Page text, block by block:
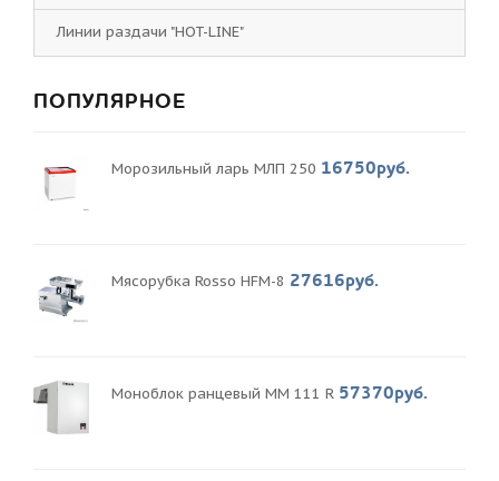
Линии раздачи "HOT-LINE"
ПОПУЛЯРНОЕ
Морозильный ларь МЛП 250 16750руб.
Мясорубка Rosso HFM-8 27616руб.
Моноблок ранцевый MM 111 R 57370руб.